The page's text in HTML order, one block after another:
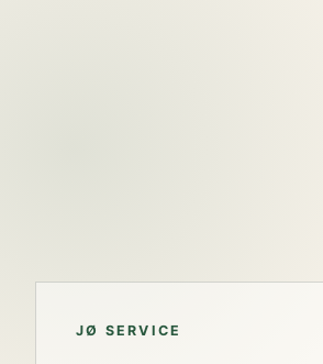
JØ SERVICE